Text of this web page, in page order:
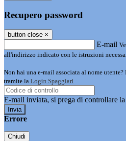
Recupero password
button close ×
E-mail
all'indirizzo indicato con le istruzioni
Non hai una e-mail associata al nome
tramite la Login Spaggiari
E-mail inviata, si prega di controllare
Errore
Chiudi